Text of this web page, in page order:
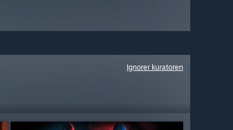
Ignorer kuratoren